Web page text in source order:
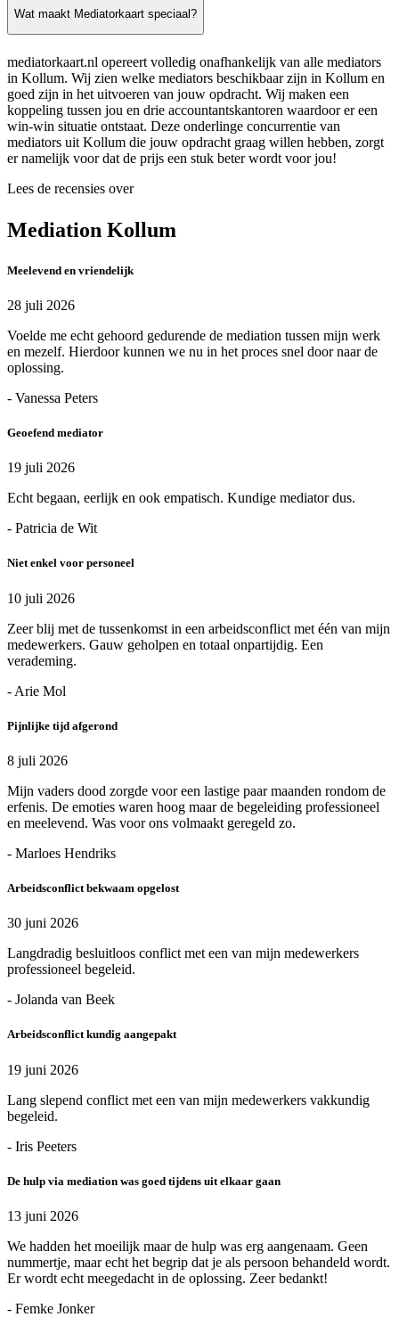
Wat maakt Mediatorkaart speciaal?
mediatorkaart.nl opereert volledig onafhankelijk van alle mediators
in Kollum. Wij zien welke mediators beschikbaar zijn in Kollum en
goed zijn in het uitvoeren van jouw opdracht. Wij maken een
koppeling tussen jou en drie accountantskantoren waardoor er een
win-win situatie ontstaat. Deze onderlinge concurrentie van
mediators uit Kollum die jouw opdracht graag willen hebben, zorgt
er namelijk voor dat de prijs een stuk beter wordt voor jou!
Lees de recensies over
Mediation Kollum
Meelevend en vriendelijk
28 juli 2026
Voelde me echt gehoord gedurende de mediation tussen mijn werk
en mezelf. Hierdoor kunnen we nu in het proces snel door naar de
oplossing.
- Vanessa Peters
Geoefend mediator
19 juli 2026
Echt begaan, eerlijk en ook empatisch. Kundige mediator dus.
- Patricia de Wit
Niet enkel voor personeel
10 juli 2026
Zeer blij met de tussenkomst in een arbeidsconflict met één van mijn
medewerkers. Gauw geholpen en totaal onpartijdig. Een
verademing.
- Arie Mol
Pijnlijke tijd afgerond
8 juli 2026
Mijn vaders dood zorgde voor een lastige paar maanden rondom de
erfenis. De emoties waren hoog maar de begeleiding professioneel
en meelevend. Was voor ons volmaakt geregeld zo.
- Marloes Hendriks
Arbeidsconflict bekwaam opgelost
30 juni 2026
Langdradig besluitloos conflict met een van mijn medewerkers
professioneel begeleid.
- Jolanda van Beek
Arbeidsconflict kundig aangepakt
19 juni 2026
Lang slepend conflict met een van mijn medewerkers vakkundig
begeleid.
- Iris Peeters
De hulp via mediation was goed tijdens uit elkaar gaan
13 juni 2026
We hadden het moeilijk maar de hulp was erg aangenaam. Geen
nummertje, maar echt het begrip dat je als persoon behandeld wordt.
Er wordt echt meegedacht in de oplossing. Zeer bedankt!
- Femke Jonker